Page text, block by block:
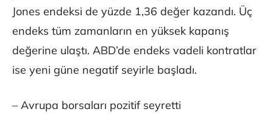
Jones endeksi de yüzde 1,36 değer kazandı. Üç
endeks tüm zamanların en yüksek kapanış
değerine ulaştı. ABD’de endeks vadeli kontratlar
ise yeni güne negatif seyirle başladı.
– Avrupa borsaları pozitif seyretti